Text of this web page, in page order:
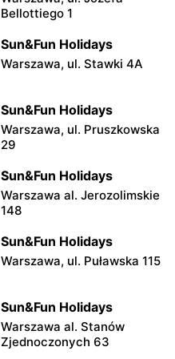
Bellottiego 1
Sun&Fun Holidays
Warszawa, ul. Stawki 4A
Sun&Fun Holidays
Warszawa, ul. Pruszkowska
29
Sun&Fun Holidays
Warszawa al. Jerozolimskie
148
Sun&Fun Holidays
Warszawa, ul. Puławska 115
Sun&Fun Holidays
Warszawa al. Stanów
Zjednoczonych 63